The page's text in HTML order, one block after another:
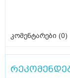
კომენტარები (0)